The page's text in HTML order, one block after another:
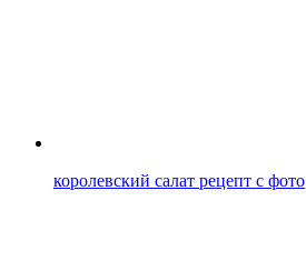
королевский салат рецепт с фото